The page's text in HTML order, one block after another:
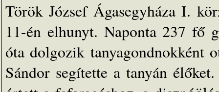
Török József Ágasegyháza I.
11-én elhunyt. Naponta 237 fő
óta dolgozik tanyagondnokként
Sándor segítette a tanyán